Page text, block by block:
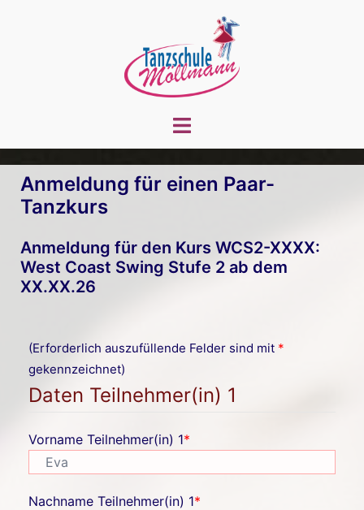
Menü
Anmeldung für einen Paar-
Tanzkurs
Anmeldung für den Kurs WCS2-XXXX:
West Coast Swing Stufe 2 ab dem
XX.XX.26
(Erforderlich auszufüllende Felder sind mit *
gekennzeichnet)
Daten Teilnehmer(in) 1
Vorname Teilnehmer(in) 1*
Nachname Teilnehmer(in) 1*